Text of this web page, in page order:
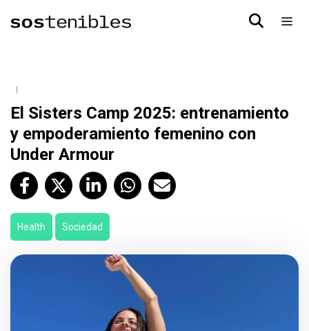
El Sisters Camp 2025: entrenamiento
y empoderamiento femenino con
Under Armour
Health Sociedad